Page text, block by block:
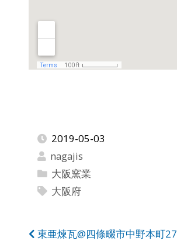
2019-05-03
nagajis
大阪窯業
大阪府
投東亜煉瓦@四條畷市中野本町27